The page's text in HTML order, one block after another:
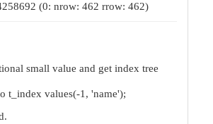
(0: nrow: 462 rrow: 462)
small value and get index tree
t_index values(-1, 'name');